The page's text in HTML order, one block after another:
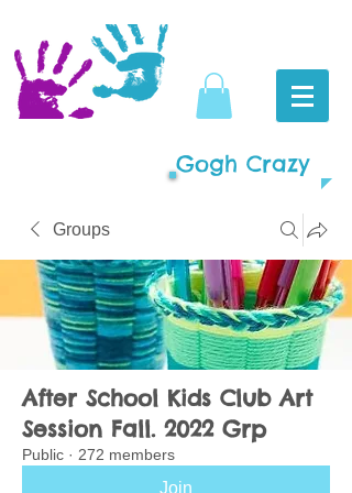
Gogh Crazy
Groups
After School Kids Club Art
Session Fall. 2022 Grp
Public · 272 members
Join